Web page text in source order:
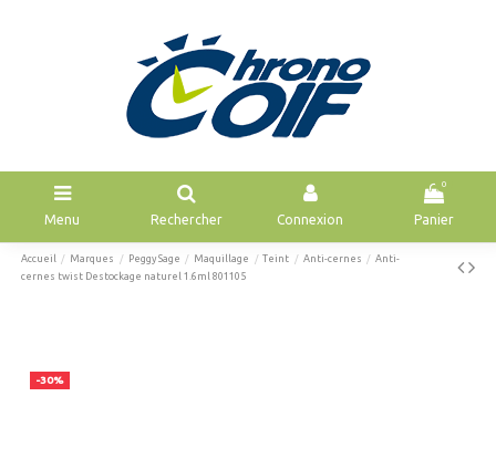
Menu Rechercher Connexion
0
Panier
Accueil Marques Peggy Sage Maquillage Teint Anti-cernes
Anti-
cernes twist Destockage naturel 1.6ml 801105
-30%